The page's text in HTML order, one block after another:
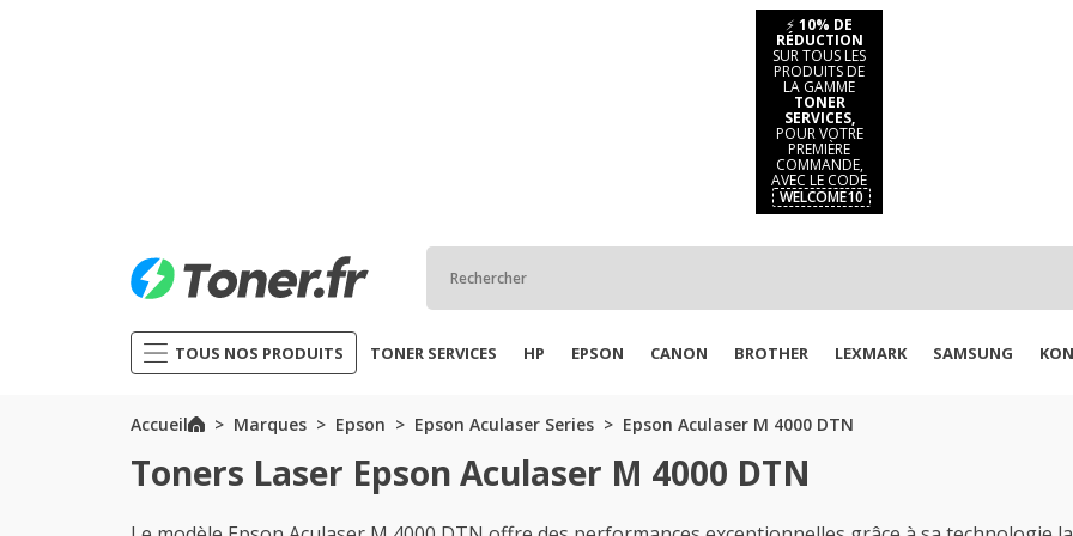
⚡ 10% DE
RÉDUCTION
SUR TOUS LES
PRODUITS DE
LA GAMME
TONER
SERVICES,
POUR VOTRE
PREMIÈRE
COMMANDE,
AVEC LE CODE
WELCOME10
TOUS NOS PRODUITS TONER SERVICES HP EPSON CANON BROTHER LEXMARK SAMSUNG
Accueil Marques Epson Epson Aculaser Series Epson Aculaser M 4000 DTN
Toners Laser Epson Aculaser M 4000 DTN